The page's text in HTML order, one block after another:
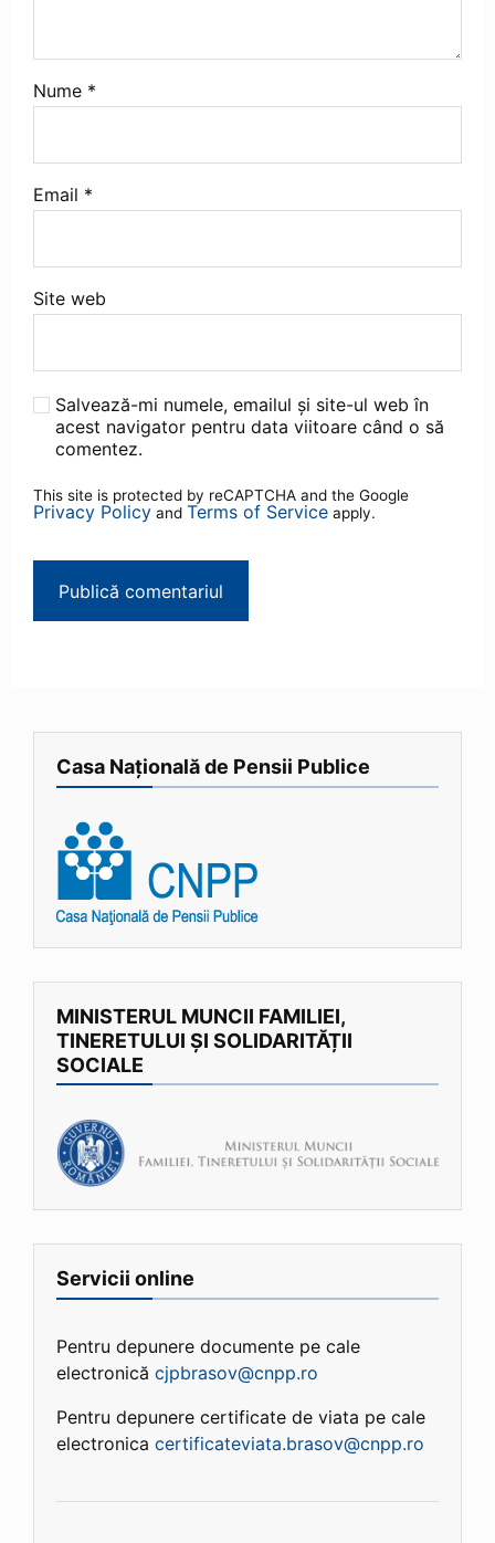
Nume *
Email *
Site web
Salvează-mi numele, emailul și site-ul web în
acest navigator pentru data viitoare când o să
comentez.
This site is protected by reCAPTCHA and the Google
Privacy Policy and Terms of Service apply.
Casa Națională de Pensii Publice
MINISTERUL MUNCII FAMILIEI,
TINERETULUI ȘI SOLIDARITĂȚII
SOCIALE
Servicii online
Pentru depunere documente pe cale
electronică cjpbrasov@cnpp.ro
Pentru depunere certificate de viata pe cale
electronica certificateviata.brasov@cnpp.ro